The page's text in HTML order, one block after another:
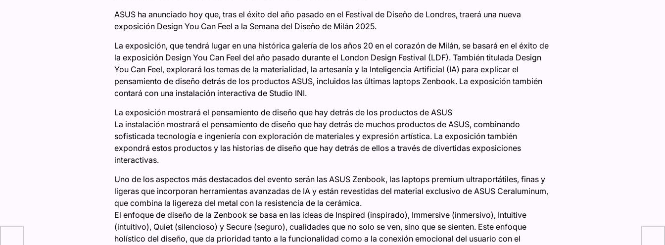
ASUS ha anunciado hoy que, tras el éxito del año pasado en el Festival de Diseño de Londres, traerá una nueva
exposición Design You Can Feel a la Semana del Diseño de Milán 2025.
La exposición, que tendrá lugar en una histórica galería de los años 20 en el corazón de Milán, se basará en el éxito de
la exposición Design You Can Feel del año pasado durante el London Design Festival (LDF). También titulada Design
You Can Feel, explorará los temas de la materialidad, la artesanía y la Inteligencia Artificial (IA) para explicar el
pensamiento de diseño detrás de los productos ASUS, incluidos las últimas laptops Zenbook. La exposición también
contará con una instalación interactiva de Studio INI.
La exposición mostrará el pensamiento de diseño que hay detrás de los productos de ASUS
La instalación mostrará el pensamiento de diseño que hay detrás de muchos productos de ASUS, combinando
sofisticada tecnología e ingeniería con exploración de materiales y expresión artística. La exposición también
expondrá estos productos y las historias de diseño que hay detrás de ellos a través de divertidas exposiciones
interactivas.
Uno de los aspectos más destacados del evento serán las ASUS Zenbook, las laptops premium ultraportátiles, finas y
ligeras que incorporan herramientas avanzadas de IA y están revestidas del material exclusivo de ASUS Ceraluminum,
que combina la ligereza del metal con la resistencia de la cerámica.
El enfoque de diseño de la Zenbook se basa en las ideas de Inspired (inspirado), Immersive (inmersivo), Intuitive
(intuitivo), Quiet (silencioso) y Secure (seguro), cualidades que no solo se ven, sino que se sienten. Este enfoque
holístico del diseño, que da prioridad tanto a la funcionalidad como a la conexión emocional del usuario con el